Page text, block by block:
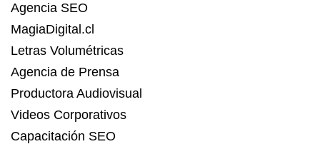
Agencia SEO
MagiaDigital.cl
Letras Volumétricas
Agencia de Prensa
Productora Audiovisual
Videos Corporativos
Capacitación SEO